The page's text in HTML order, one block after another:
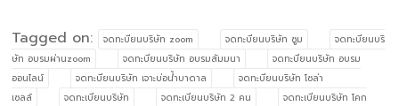
Tagged on: จดทะบียนบริษัท zoom จดทะบียนบริษัท ซูม
จดทะบียนบริ
ษัท อบรมผ่านzoom
จดทะบียนบริษัท อบรมสัมมนา
จดทะบียนบริษัท อบรม
ออนไลน์
จดทะบียนบริษัท เจาะบ่อน้ำบาดาล
จดทะบียนบริษัท โซล่า
เซลล์
จดทะเบียนบริษัท จดทะเบียนบริษัท 2 คน
จดทะเบียนบริษัท โคก